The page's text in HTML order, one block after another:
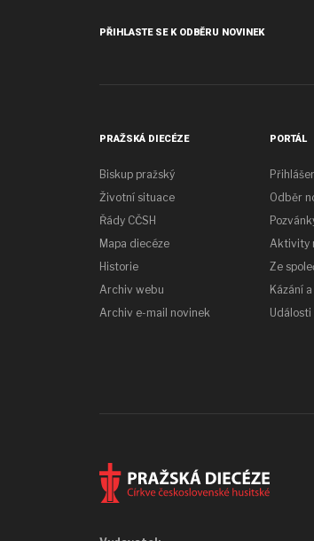
PŘIHLASTE SE K ODBĚRU NOVINEK
PRAŽSKÁ DIECÉZE
Biskup pražský
Životní situace
Řády CČSH
Mapa diecéze
Historie
Archiv webu
Archiv e-mail novinek
PORTÁL
Odběr
Aktivity
Ze
Kázání